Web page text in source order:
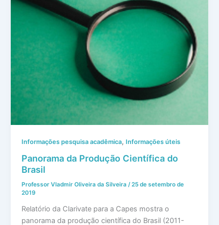
Informações pesquisa acadêmica, Informações úteis
Panorama da Produção Científica do
Brasil
Professor Vladmir Oliveira da Silveira/25 de setembro de
2019
Relatório da Clarivate para a Capes mostra o
panorama da produção científica do Brasil (2011-